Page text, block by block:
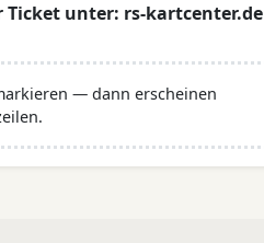
Ticket unter: rs-kartcenter.de
— dann erscheinen